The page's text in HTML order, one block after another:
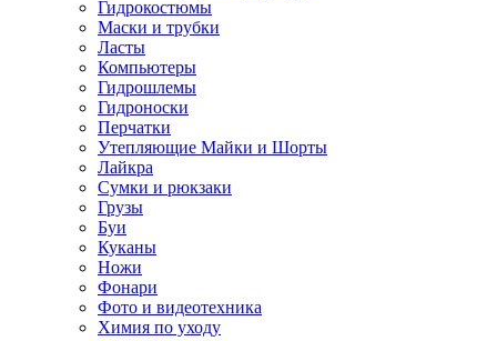
Гидрокостюмы
Маски и трубки
Ласты
Компьютеры
Гидрошлемы
Гидроноски
Перчатки
Утепляющие Майки и Шорты
Лайкра
Сумки и рюкзаки
Грузы
Буи
Куканы
Ножи
Фонари
Фото и видеотехника
Химия по уходу